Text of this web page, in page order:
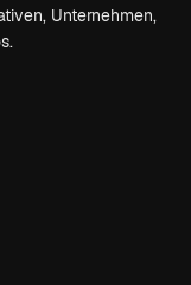
Unternehmen,